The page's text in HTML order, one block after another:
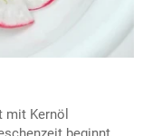
Kernöl